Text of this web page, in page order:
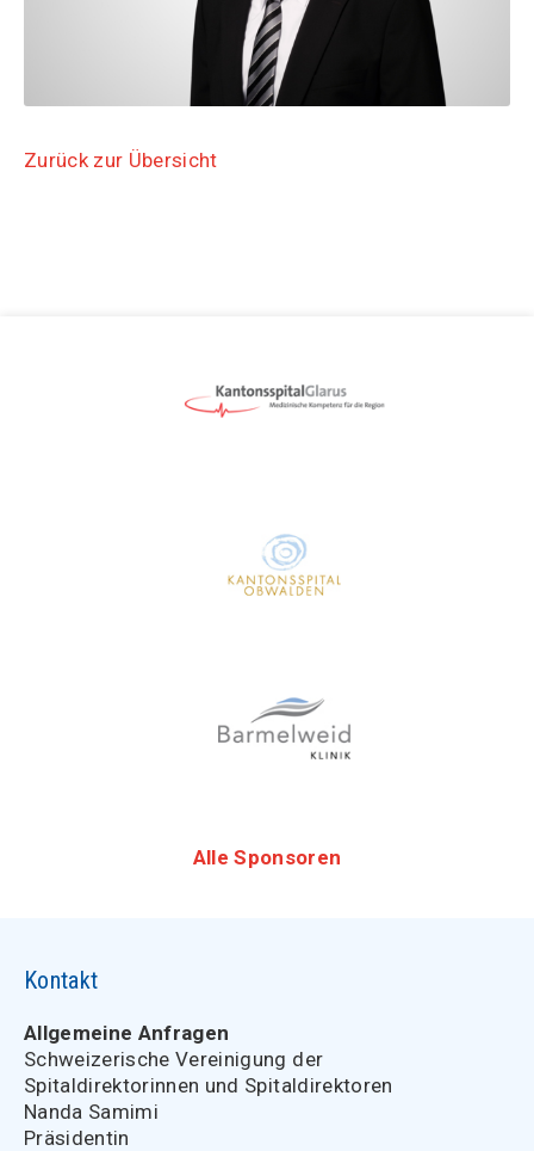
Zurück zur Übersicht
Alle Sponsoren
Kontakt
Allgemeine Anfragen
Schweizerische Vereinigung der
Spitaldirektorinnen und Spitaldirektoren
Nanda Samimi
Präsidentin